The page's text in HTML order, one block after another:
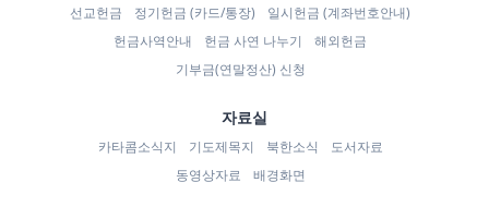
선교헌금 정기헌금 (카드/통장)
일시헌금 (계좌번호안내)
헌금사역안내
헌금 사연 나누기
해외헌금
기부금(연말정산) 신청
자료실
카타콤소식지 기도제목지 북한소식
도서자료
동영상자료
배경화면